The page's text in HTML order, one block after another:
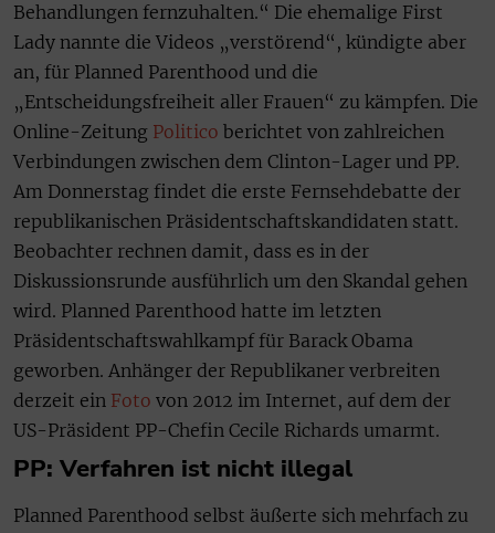
Behandlungen fernzuhalten.“ Die ehemalige First
Lady nannte die Videos „verstörend“, kündigte aber
an, für Planned Parenthood und die
„Entscheidungsfreiheit aller Frauen“ zu kämpfen. Die
Online-Zeitung Politico berichtet von zahlreichen
Verbindungen zwischen dem Clinton-Lager und PP.
Am Donnerstag findet die erste Fernsehdebatte der
republikanischen Präsidentschaftskandidaten statt.
Beobachter rechnen damit, dass es in der
Diskussionsrunde ausführlich um den Skandal gehen
wird. Planned Parenthood hatte im letzten
Präsidentschaftswahlkampf für Barack Obama
geworben. Anhänger der Republikaner verbreiten
derzeit ein Foto von 2012 im Internet, auf dem der
US-Präsident PP-Chefin Cecile Richards umarmt.
PP: Verfahren ist nicht illegal
Planned Parenthood selbst äußerte sich mehrfach zu